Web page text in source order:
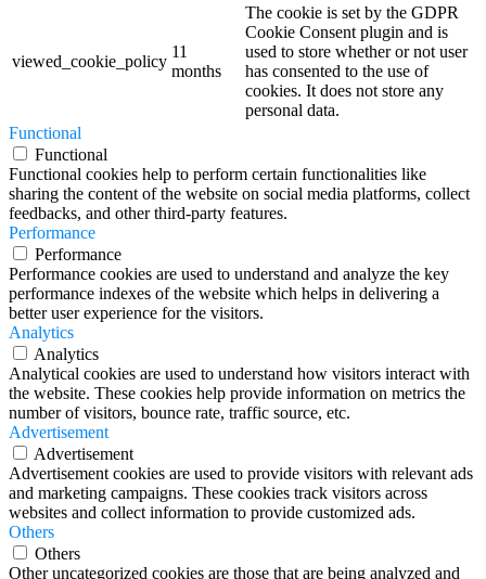
viewed_cookie_policy
11
months
The cookie is set by the GDPR
Cookie Consent plugin and is
used to store whether or not user
has consented to the use of
cookies. It does not store any
personal data.
Functional
Functional
Functional cookies help to perform certain functionalities like
sharing the content of the website on social media platforms, collect
feedbacks, and other third-party features.
Performance
Performance
Performance cookies are used to understand and analyze the key
performance indexes of the website which helps in delivering a
better user experience for the visitors.
Analytics
Analytics
Analytical cookies are used to understand how visitors interact with
the website. These cookies help provide information on metrics the
number of visitors, bounce rate, traffic source, etc.
Advertisement
Advertisement
Advertisement cookies are used to provide visitors with relevant ads
and marketing campaigns. These cookies track visitors across
websites and collect information to provide customized ads.
Others
Others
Other uncategorized cookies are those that are being analyzed and